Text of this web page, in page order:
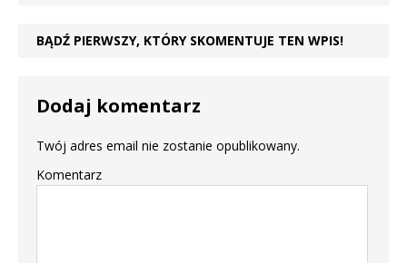
BĄDŹ PIERWSZY, KTÓRY SKOMENTUJE TEN WPIS!
Dodaj komentarz
Twój adres email nie zostanie opublikowany.
Komentarz